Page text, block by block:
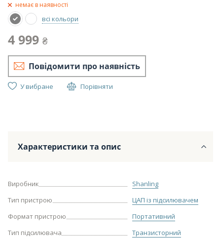
немає в наявності
всі кольори
4 999 ₴
Повідомити про наявність
У вибране Порівняти
Характеристики та опис
Виробник
Shanling
Тип пристрою
ЦАП із підсилювачем
Формат пристрою
Портативний
Тип підсилювача
Транзисторний